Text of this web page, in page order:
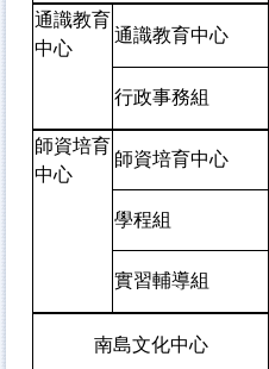
通識教育
中心
通識教育中心
行政事務組
師資培育
中心
師資培育中心
學程組
實習輔導組
南島文化中心